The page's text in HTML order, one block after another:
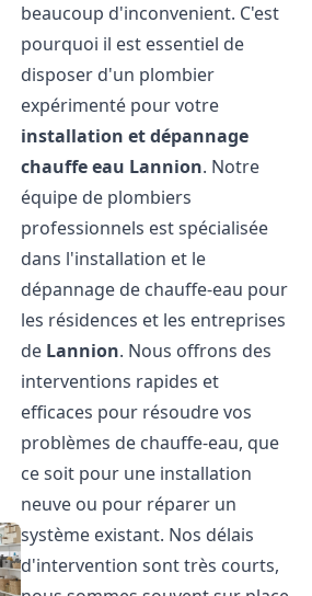
beaucoup d'inconvenient. C'est
pourquoi il est essentiel de
disposer d'un plombier
expérimenté pour votre
installation et dépannage
chauffe eau Lannion. Notre
équipe de plombiers
professionnels est spécialisée
dans l'installation et le
dépannage de chauffe-eau pour
les résidences et les entreprises
de Lannion. Nous offrons des
interventions rapides et
efficaces pour résoudre vos
problèmes de chauffe-eau, que
ce soit pour une installation
neuve ou pour réparer un
système existant. Nos délais
d'intervention sont très courts,